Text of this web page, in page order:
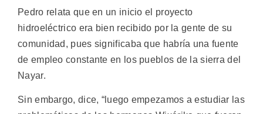
Pedro relata que en un inicio el proyecto
hidroeléctrico era bien recibido por la gente de su
comunidad, pues significaba que habría una fuente
de empleo constante en los pueblos de la sierra del
Nayar.
Sin embargo, dice, “luego empezamos a estudiar las